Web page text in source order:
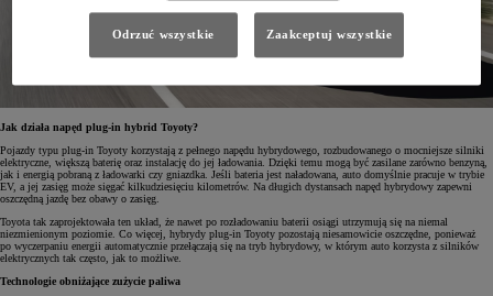
Jak działa napęd plug-in hybrid Toyoty?
Pojazdy typu plug-in Toyoty korzystają z pełnego napędu hybrydowego, rozbudowanego o mocniejsze silniki
elektryczne, większą baterię oraz instalację do jej ładowania. Dzięki temu mogą być zasilane zarówno benzyną,
jak i energią pobraną z ładowarki czy gniazdka. Jeśli bateria jest naładowana, auto domyślnie pracuje w trybie
EV, a jej zasięg może sięgać kilkudziesięciu kilometrów. Na długich dystansach napęd hybrydowy zapewni
oszczędną jazdę bez obawy o zasięg.
Toyota tak zaprojektowała ten układ, że nawet po rozładowaniu baterii osiągi utrzymują się na niemal
niezmienionym poziomie. Co więcej, hybrydy plug-in Toyoty pozostają niesamowicie oszczędne, ponieważ
po wyczerpaniu energii automatycznie przełączają się na tryb hybrydowy, w którym auto korzysta z silników
elektrycznych tak często, jak to możliwe.
Technologie obniżające zużycie paliwa
Odrzuć wszystkie Zaakceptuj wszystkie